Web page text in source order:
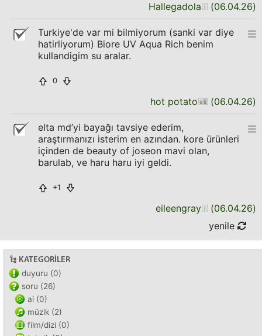
Hallegadola (06.04.26)
Turkiye'de var mi bilmiyorum (sanki var diye
hatirliyorum) Biore UV Aqua Rich benim
kullandigim su aralar.
0
hot potato (06.04.26)
elta md’yi bayağı tavsiye ederim,
araştırmanızı isterim en azından. kore ürünleri
içinden de beauty of joseon mavi olan,
barulab, ve haru haru iyi geldi.
+1
eileengray (06.04.26)
yenile
KATEGORILER
duyuru (0)
soru (26)
ai (0)
müzik (2)
film/dizi (0)